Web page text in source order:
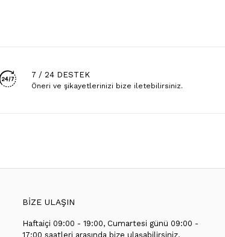
7 / 24 DESTEK
Öneri ve şikayetlerinizi bize iletebilirsiniz.
BİZE ULAŞIN
Haftaiçi 09:00 - 19:00, Cumartesi günü 09:00 -
17:00 saatleri arasında bize ulaşabilirsiniz.